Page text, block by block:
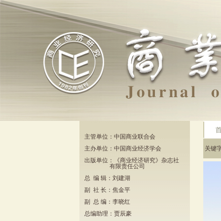
主管单位：中国商业联合会
主办单位：中国商业经济学会
出版单位：《商业经济研究》杂志社
有限责任公司
总 编 辑：刘建湖
副 社 长：焦金平
副 总 编：李晓红
总编助理：贾辰豪
关键